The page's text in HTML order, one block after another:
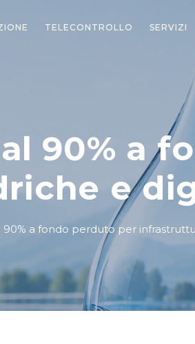
TELECONTROLLO SERVIZI
90% a
e
90% a fondo perduto per